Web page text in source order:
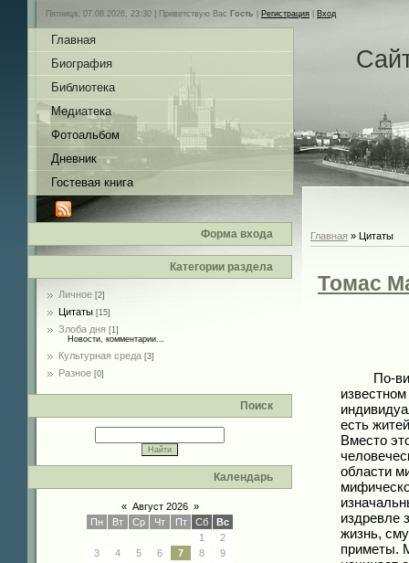
Пятница, 07.08.2026, 23:30 | Приветствую Вас Гость Регистрация Вход
Главная
Биография
Библиотека
Медиатека
Фотоальбом
Дневник
Гостевая книга
Форма входа
Категории раздела
Личное [2]
Цитаты [15]
Злоба дня [1]
Новости, комментарии...
Культурная среда [3]
Разное [0]
Поиск
Календарь
« Август 2026 »
Пн
Вт Ср Чт Пт Сб
Вс
1
2
3
4 5 6 7 8
9
Главная » Цитаты
Томас
По-
есть
Вместо
области
издревле
жизнь,
приметы.